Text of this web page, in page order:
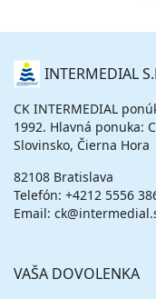
O
NÁS INTERMEDIAL
CK INTERMEDIAL
1992. Hlavná ponuka:
Slovinsko, Čierna Hora
82108 Bratislava
Telefón: +4212 5556
Email:
VAŠA DOVOLENKA